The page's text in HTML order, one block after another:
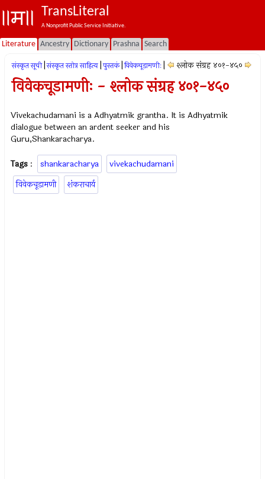
TransLiteral
A Nonprofit Public Service Initiative.
Literature Ancestry Dictionary Prashna Search
संस्कृत सूची संस्कृत स्तोत्र साहित्य पुस्तकं विवेकचूडामणीः श्लोक संग्रह ४०१-४५०
विवेकचूडामणीः - श्लोक संग्रह ४०१-४५०
Vivekachudamani is a Adhyatmik grantha. It is Adhyatmik
dialogue between an ardent seeker and his
Guru,Shankaracharya.
Tags : shankaracharya
vivekachudamani
विवेकचूडामणी
शंकराचार्य